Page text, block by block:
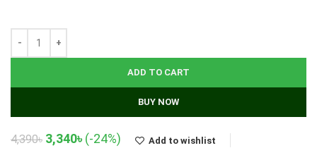
ADD TO CART
BUY NOW
4,390৳ Original
3,340৳Current
(-24%) Add to wishlist